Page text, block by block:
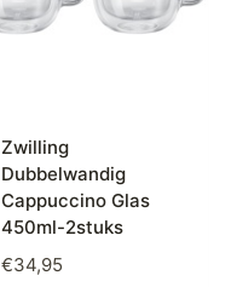
Zwilling
Dubbelwandig
Cappuccino Glas
450ml-2stuks
€34,95